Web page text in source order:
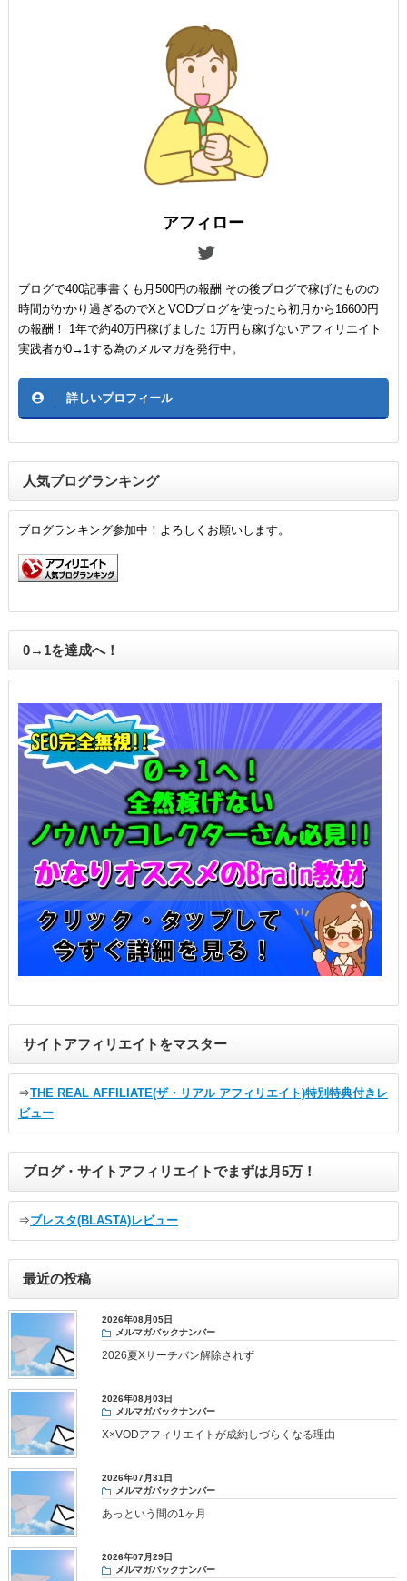
アフィロー
ブログで400記事書くも月500円の報酬 その後ブログで稼げたものの
時間がかかり過ぎるのでXとVODブログを使ったら初月から16600円
の報酬！ 1年で約40万円稼げました 1万円も稼げないアフィリエイト
実践者が0→1する為のメルマガを発行中。
詳しいプロフィール
人気ブログランキング
ブログランキング参加中！よろしくお願いします。
0→1を達成へ！
サイトアフィリエイトをマスター
⇒THE REAL AFFILIATE(ザ・リアル アフィリエイト)特別特典付きレ
ビュー
ブログ・サイトアフィリエイトでまずは月5万！
⇒ブレスタ(BLASTA)レビュー
最近の投稿
2026年08月05日
メルマガバックナンバー
2026夏Xサーチバン解除されず
2026年08月03日
メルマガバックナンバー
X×VODアフィリエイトが成約しづらくなる理由
2026年07月31日
メルマガバックナンバー
あっという間の1ヶ月
2026年07月29日
メルマガバックナンバー